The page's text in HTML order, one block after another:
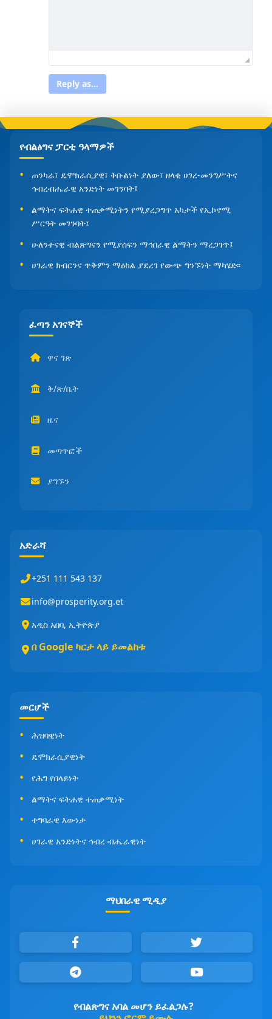
Reply as...
የብልፅግና ፓርቲ ዓላማዎች
ጠንካራ፣ ዴሞክራሲያዊ፣ ቅቡልነት ያለው፣ ዘላቂ ሀገረ-መንግሥትና
ኅብረብሔራዊ አንድነት መገንባት፤
ልማትና ፍትሐዊ ተጠቃሚነትን የሚያረጋግጥ አካታች የኢኮኖሚ
ሥርዓት መገንባት፤
ሁለንተናዊ ብልጽግናን የሚያሰፍን ማኅበራዊ ልማትን ማረጋገጥ፤
ሀገራዊ ክብርንና ጥቅምን ማዕከል ያደረገ የውጭ ግንኙነት ማካሄድ፡፡
ፈጣን አገናኞች
ዋና ገጽ
ቅ/ጽ/ቤት
ዜና
መጣጥፎች
ያግኙን
አድራሻ
+251 111 543 137
info@prosperity.org.et
አዲስ አበባ, ኢትዮጵያ
በ Google ካርታ ላይ ይመልከቱ
መርሆች
ሕዝባዊነት
ዴሞክራሲያዊነት
የሕግ የበላይነት
ልማትና ፍትሐዊ ተጠቃሚነት
ተግባራዊ እውነታ
ሀገራዊ አንድነትና ኅብረ ብሔራዊነት
ማህበራዊ ሚዲያ
የብልጽግና አባል መሆን ይፈልጋሉ?